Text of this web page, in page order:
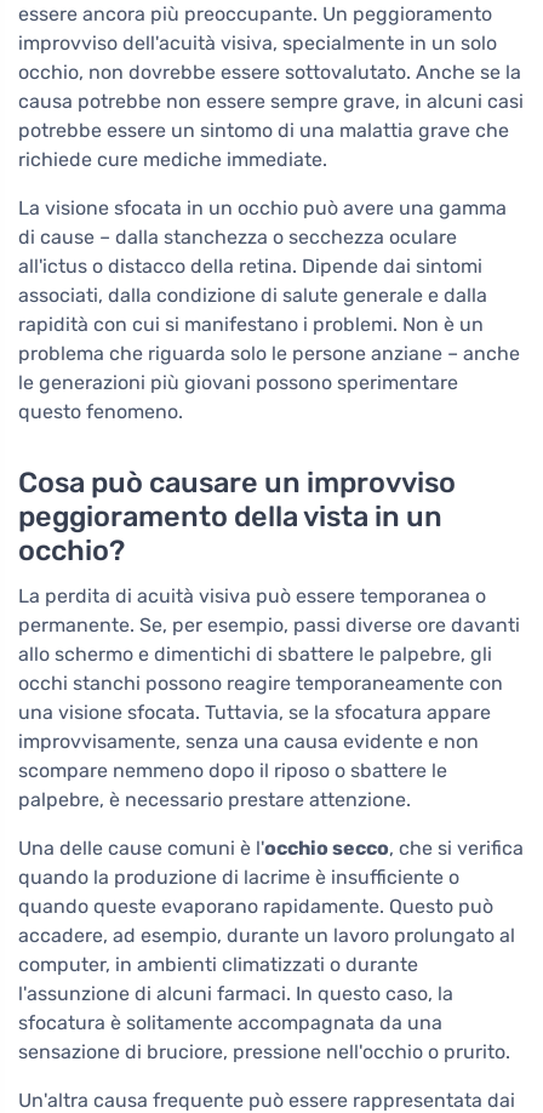
essere ancora più preoccupante. Un peggioramento
improvviso dell'acuità visiva, specialmente in un solo
occhio, non dovrebbe essere sottovalutato. Anche se la
causa potrebbe non essere sempre grave, in alcuni casi
potrebbe essere un sintomo di una malattia grave che
richiede cure mediche immediate.
La visione sfocata in un occhio può avere una gamma
di cause – dalla stanchezza o secchezza oculare
all'ictus o distacco della retina. Dipende dai sintomi
associati, dalla condizione di salute generale e dalla
rapidità con cui si manifestano i problemi. Non è un
problema che riguarda solo le persone anziane – anche
le generazioni più giovani possono sperimentare
questo fenomeno.
Cosa può causare un improvviso
peggioramento della vista in un
occhio?
La perdita di acuità visiva può essere temporanea o
permanente. Se, per esempio, passi diverse ore davanti
allo schermo e dimentichi di sbattere le palpebre, gli
occhi stanchi possono reagire temporaneamente con
una visione sfocata. Tuttavia, se la sfocatura appare
improvvisamente, senza una causa evidente e non
scompare nemmeno dopo il riposo o sbattere le
palpebre, è necessario prestare attenzione.
Una delle cause comuni è l'occhio secco, che si verifica
quando la produzione di lacrime è insufficiente o
quando queste evaporano rapidamente. Questo può
accadere, ad esempio, durante un lavoro prolungato al
computer, in ambienti climatizzati o durante
l'assunzione di alcuni farmaci. In questo caso, la
sfocatura è solitamente accompagnata da una
sensazione di bruciore, pressione nell'occhio o prurito.
Un'altra causa frequente può essere rappresentata dai